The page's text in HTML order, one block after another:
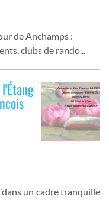
de Anchamps :
clubs de rando...
un cadre tranquille